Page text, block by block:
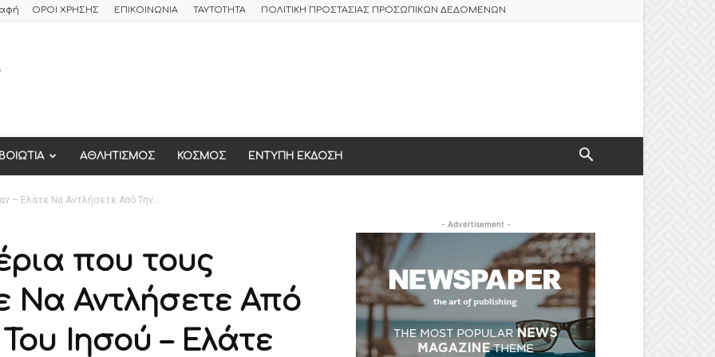
ΟΡΟΙ ΧΡΗΣΗΣ ΕΠΙΚΟΙΝΩΝΙΑ ΤΑΥΤΟΤΗΤΑ ΠΟΛΙΤΙΚΗ ΠΡΟΣΤΑΣΙΑΣ ΠΡΟΣΩΠΙΚΩΝ ΔΕΔΟΜΕΝΩΝ
ΒΟΙΩΤΙΑ ΑΘΛΗΤΙΣΜΟΣ ΚΟΣΜΟΣ ΕΝΤΥΠΗ ΕΚΔΟΣΗ
– Ελάτε Να Αντλήσετε Από Την...
που τους
Να Αντλήσετε Από
Ιησού – Ελάτε
- Advertisement -